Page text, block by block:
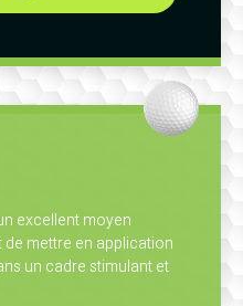
excellent moyen
de mettre en application
un cadre stimulant et